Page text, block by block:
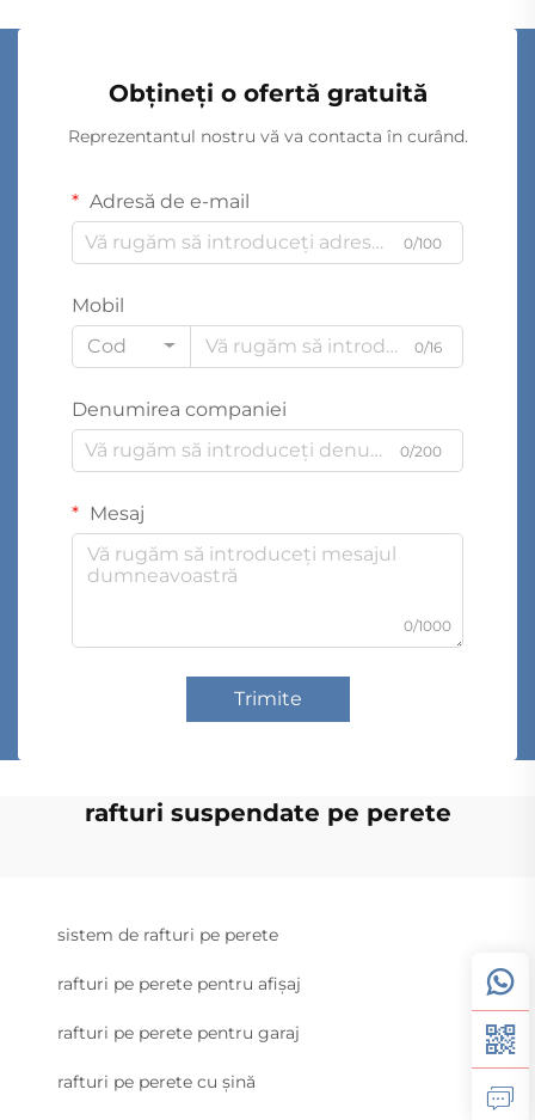
Obțineți o ofertă gratuită
Reprezentantul nostru vă va contacta în curând.
Adresă de e-mail
0/100
Mobil
Cod
0/16
Denumirea companiei
0/200
Mesaj
0/1000
Trimite
rafturi suspendate pe perete
sistem de rafturi pe perete
rafturi pe perete pentru afișaj
rafturi pe perete pentru garaj
rafturi pe perete cu șină